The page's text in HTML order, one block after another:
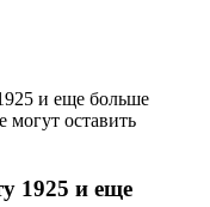
и еще больше
могут оставить
1925 и еще